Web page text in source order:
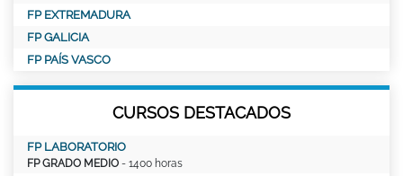
FP EXTREMADURA
FP GALICIA
FP PAÍS VASCO
CURSOS DESTACADOS
FP LABORATORIO
FP GRADO MEDIO - 1400 horas